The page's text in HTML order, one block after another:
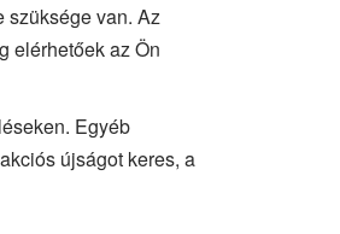
szüksége van. Az
elérhetőek az Ön
Egyéb
újságot keres, a